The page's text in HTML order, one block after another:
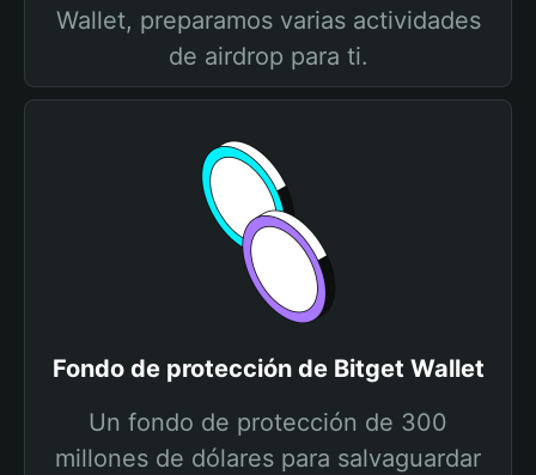
Wallet, preparamos varias actividades
de airdrop para ti.
Fondo de protección de Bitget Wallet
Un fondo de protección de 300
millones de dólares para salvaguardar